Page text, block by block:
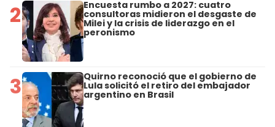
2 Encuesta rumbo a 2027: cuatro
consultoras midieron el desgaste de
Milei y la crisis de liderazgo en el
peronismo
3 Quirno reconoció que el gobierno de
Lula solicitó el retiro del embajador
argentino en Brasil